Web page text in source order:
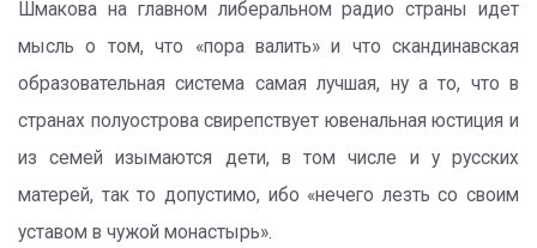
Шмакова на главном либеральном радио страны идет
мысль о том, что «пора валить» и что скандинавская
образовательная система самая лучшая, ну а то, что в
странах полуострова свирепствует ювенальная юстиция и
из семей изымаются дети, в том числе и у русских
матерей, так то допустимо, ибо «нечего лезть со своим
уставом в чужой монастырь».